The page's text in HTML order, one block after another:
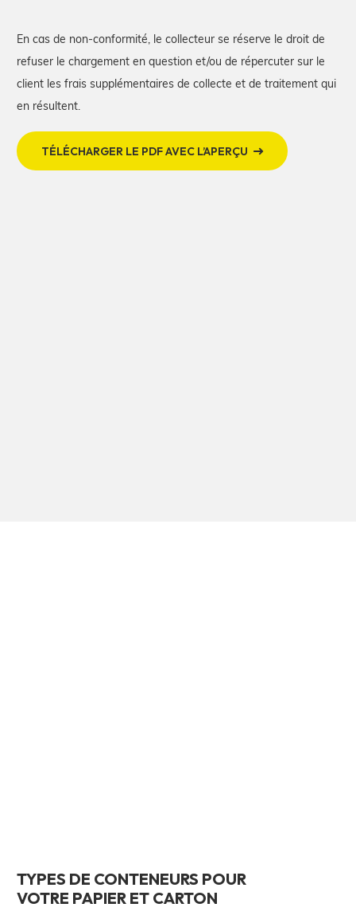
En cas de non-conformité, le collecteur se réserve le droit de
refuser le chargement en question et/ou de répercuter sur le
client les frais supplémentaires de collecte et de traitement qui
en résultent.
TÉLÉCHARGER LE PDF AVEC L’APERÇU
TYPES DE CONTENEURS POUR
VOTRE PAPIER ET CARTON